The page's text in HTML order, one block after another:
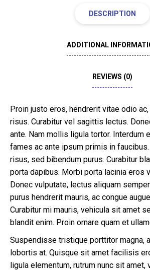
DESCRIPTION
ADDITIONAL
REVIEWS (0)
Proin justo eros, hendrerit vitae odio
risus. Curabitur vel sagittis lectus.
ante. Nam mollis ligula tortor. Interdum
fames ac ante ipsum primis in
risus, sed bibendum purus. Curabitur
porta dapibus. Morbi porta lacinia eros
Donec vulputate, lectus aliquam
purus hendrerit mauris, ac congue
Curabitur mi mauris, vehicula sit amet
blandit enim. Proin ornare quam et
Suspendisse tristique porttitor magna,
lobortis at. Quisque sit amet facilisis
ligula elementum, rutrum nunc sit amet,